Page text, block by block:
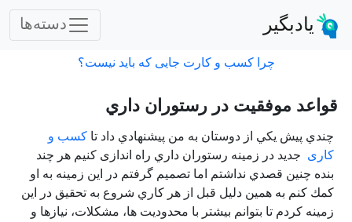
یادبگیر دسته‌ها
چرا کسب و کارت جایی که باید نیست؟
قواعد موفقيت در رستوران داري
چندي پيش يكي از دوستان به من پيشنهادي داد تا كسب و
كاری جديد در زمينه رستوران داري راه اندازی كنيم هر چند
بنده چنين قصدي نداشتم اما تصميم گرفتم در اين زمينه به او
كمك كنم به همين دليل قبل از هر كاري شروع به تحقيق در اين
زمينه كردم تا بتوانم بيشتر با محدوديت ها، مشكلات، نيازها و